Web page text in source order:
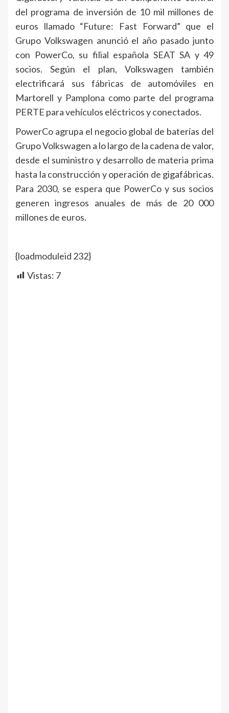
del programa de inversión de 10 mil millones de
euros llamado “Future: Fast Forward” que el
Grupo Volkswagen anunció el año pasado junto
con PowerCo, su filial española SEAT SA y 49
socios. Según el plan, Volkswagen también
electrificará sus fábricas de automóviles en
Martorell y Pamplona como parte del programa
PERTE para vehículos eléctricos y conectados.
PowerCo agrupa el negocio global de baterías del
Grupo Volkswagen a lo largo de la cadena de valor,
desde el suministro y desarrollo de materia prima
hasta la construcción y operación de gigafábricas.
Para 2030, se espera que PowerCo y sus socios
generen ingresos anuales de más de 20 000
millones de euros.
{loadmoduleid 232}
Vistas: 7